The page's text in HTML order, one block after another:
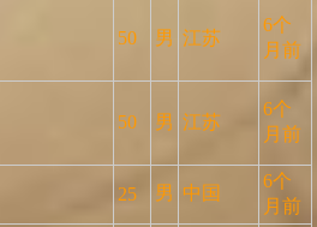
50 男 江苏
6个
月前
50 男 江苏
6个
月前
25 男 中国
6个
月前